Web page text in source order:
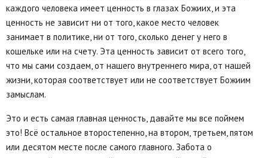
каждого человека имеет ценность в глазах Божиих, и эта
ценность не зависит ни от того, какое место человек
занимает в политике, ни от того, сколько денег у него в
кошельке или на счету. Эта ценность зависит от всего того,
что мы сами создаем, от нашего внутреннего мира, от нашей
жизни, которая соответствует или не соответствует Божиим
замыслам.
Это и есть самая главная ценность, давайте мы все поймем
это! Всё остальное второстепенно, на втором, третьем, пятом
или десятом месте после самого главного. Забота о